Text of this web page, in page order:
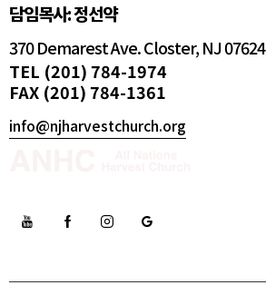
담임목사: 정선약
370 Demarest Ave. Closter, NJ 07624
TEL (201) 784-1974
FAX (201) 784-1361
info@njharvestchurch.org